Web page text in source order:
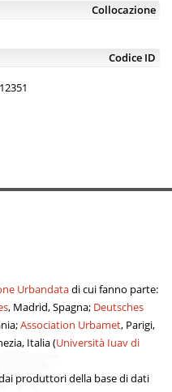
Collocazione
Codice ID
Urbandatadi cui fanno parte:
, Madrid, Spagna; Deutsches
Association Urbamet, Parigi,
Italia (Università Iuav di
produttori della base di dati